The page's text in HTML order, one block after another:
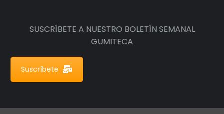
SUSCRÍBETE A NUESTRO BOLETÍN SEMANAL
GUMITECA
Suscríbete